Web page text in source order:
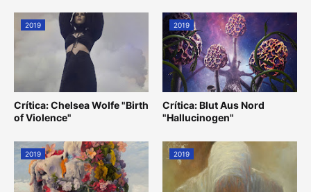
2019
Crítica: Chelsea Wolfe "Birth
of Violence"
2019
Crítica: Blut Aus Nord
"Hallucinogen"
2019 2019